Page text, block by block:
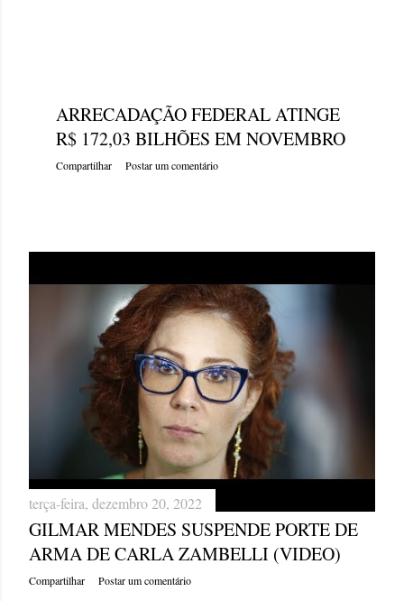
ARRECADAÇÃO FEDERAL ATINGE
R$ 172,03 BILHÕES EM NOVEMBRO
Compartilhar Postar um comentário
terça-feira, dezembro 20, 2022
GILMAR MENDES SUSPENDE PORTE DE
ARMA DE CARLA ZAMBELLI (VIDEO)
Compartilhar Postar um comentário